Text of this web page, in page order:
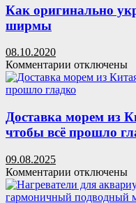
склада
уход
за
Как оригинально
ширмы
08.10.2020
Комментарии к
записи
Как
украсить
интерьер
с
отключены
Доставка морем из
чтобы всё прошло
09.08.2025
Комментарии к
записи
Доставка
отключены